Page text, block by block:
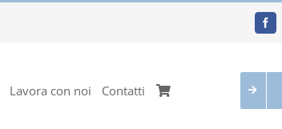
Lavora con noi Contatti